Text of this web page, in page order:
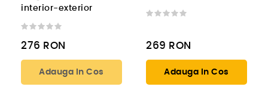
interior-exterior
276 RON
Adauga In Cos
269 RON
Adauga In Cos